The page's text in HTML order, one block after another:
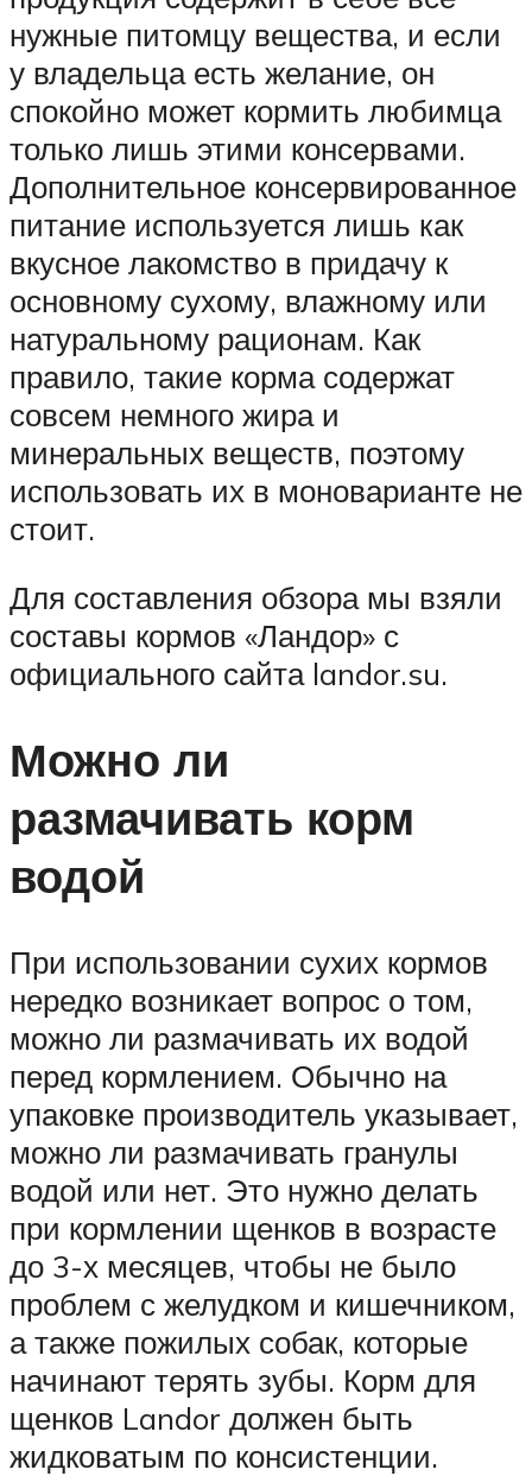
нужные питомцу вещества, и если
у владельца есть желание, он
спокойно может кормить любимца
только лишь этими консервами.
Дополнительное консервированное
питание используется лишь как
вкусное лакомство в придачу к
основному сухому, влажному или
натуральному рационам. Как
правило, такие корма содержат
совсем немного жира и
минеральных веществ, поэтому
использовать их в моноварианте не
стоит.
Для составления обзора мы взяли
составы кормов «Ландор» с
официального сайта landor.su.
Можно ли
размачивать корм
водой
При использовании сухих кормов
нередко возникает вопрос о том,
можно ли размачивать их водой
перед кормлением. Обычно на
упаковке производитель указывает,
можно ли размачивать гранулы
водой или нет. Это нужно делать
при кормлении щенков в возрасте
до 3-х месяцев, чтобы не было
проблем с желудком и кишечником,
а также пожилых собак, которые
начинают терять зубы. Корм для
щенков Landor должен быть
жидковатым по консистенции.